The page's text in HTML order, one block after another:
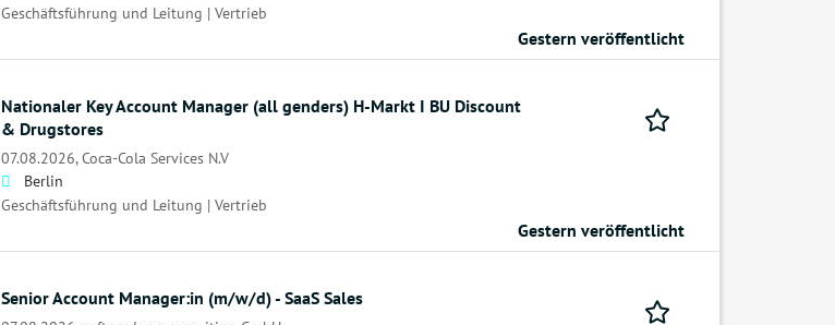
Geschäftsführung und Leitung | Vertrieb
Gestern veröffentlicht
Nationaler Key Account Manager (all genders) H-Markt I BU Discount
& Drugstores
07.08.2026,Coca-Cola Services N.V
Berlin
Geschäftsführung und Leitung | Vertrieb
Gestern veröffentlicht
Senior Account Manager:in (m/w/d) - SaaS Sales